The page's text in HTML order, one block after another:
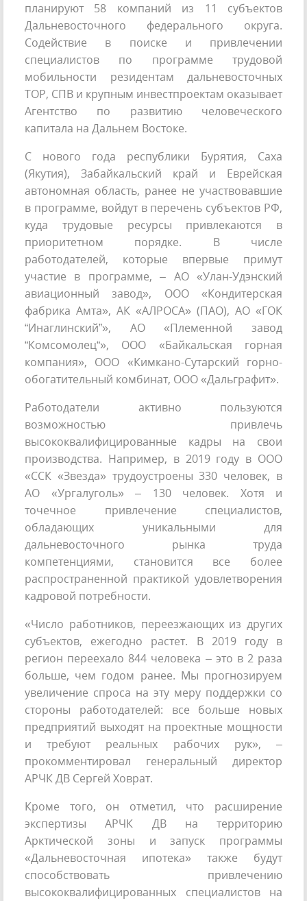
планируют 58 компаний из 11 субъектов
Дальневосточного федерального округа.
Содействие в поиске и привлечении
специалистов по программе трудовой
мобильности резидентам дальневосточных
ТОР, СПВ и крупным инвестпроектам оказывает
Агентство по развитию человеческого
капитала на Дальнем Востоке.
С нового года республики Бурятия, Саха
(Якутия), Забайкальский край и Еврейская
автономная область, ранее не участвовавшие
в программе, войдут в перечень субъектов РФ,
куда трудовые ресурсы привлекаются в
приоритетном порядке. В числе
работодателей, которые впервые примут
участие в программе, – АО «Улан-Удэнский
авиационный завод», ООО «Кондитерская
фабрика Амта», АК «АЛРОСА» (ПАО), АО «ГОК
“Инаглинский”», АО «Племенной завод
“Комсомолец“», ООО «Байкальская горная
компания», ООО «Кимкано-Сутарский горно-
обогатительный комбинат, ООО «Дальграфит».
Работодатели активно пользуются
возможностью привлечь
высококвалифицированные кадры на свои
производства. Например, в 2019 году в ООО
«ССК «Звезда» трудоустроены 330 человек, в
АО «Ургалуголь» – 130 человек. Хотя и
точечное привлечение специалистов,
обладающих уникальными для
дальневосточного рынка труда
компетенциями, становится все более
распространенной практикой удовлетворения
кадровой потребности.
«Число работников, переезжающих из других
субъектов, ежегодно растет. В 2019 году в
регион переехало 844 человека – это в 2 раза
больше, чем годом ранее. Мы прогнозируем
увеличение спроса на эту меру поддержки со
стороны работодателей: все больше новых
предприятий выходят на проектные мощности
и требуют реальных рабочих рук», –
прокомментировал генеральный директор
АРЧК ДВ Сергей Ховрат.
Кроме того, он отметил, что расширение
экспертизы АРЧК ДВ на территорию
Арктической зоны и запуск программы
«Дальневосточная ипотека» также будут
способствовать привлечению
высококвалифицированных специалистов на